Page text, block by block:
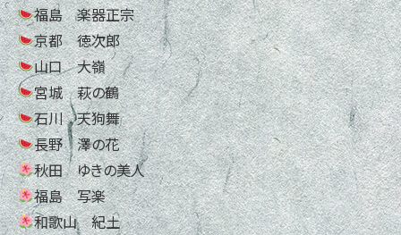
福島 楽器正宗
京都 徳次郎
山口 大嶺
宮城 萩の鶴
石川 天狗舞
長野 澤の花
秋田 ゆきの美人
福島 写楽
和歌山 紀土